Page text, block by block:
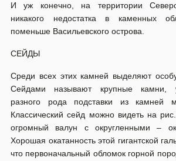
И уж конечно, на территории
никакого недостатка в каменных
поменьше Васильевского острова.
СЕЙДЫ
Среди всех этих камней выделяют
Сейдами называют крупные камни,
разного рода подставки из камней
Классический сейд можно видеть на
огромный валун с округленными –
Хорошая окатанность этой гигантской
что первоначальный обломок горной